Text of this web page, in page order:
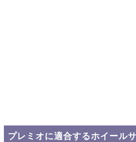
プレミオに適合するホイール